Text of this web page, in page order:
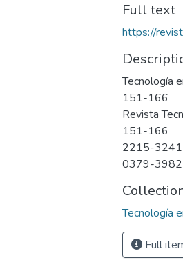
Full text
https://
Tecnología
151-166
Revista
151-166
2215-3241
0379-3982
Tecnología
Full